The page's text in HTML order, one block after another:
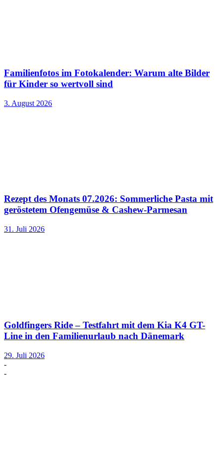
Familienfotos im Fotokalender: Warum alte Bilder
für Kinder so wertvoll sind
3. August 2026
Rezept des Monats 07.2026: Sommerliche Pasta mit
geröstetem Ofengemüse & Cashew-Parmesan
31. Juli 2026
Goldfingers Ride – Testfahrt mit dem Kia K4 GT-
Line in den Familienurlaub nach Dänemark
29. Juli 2026
-
-